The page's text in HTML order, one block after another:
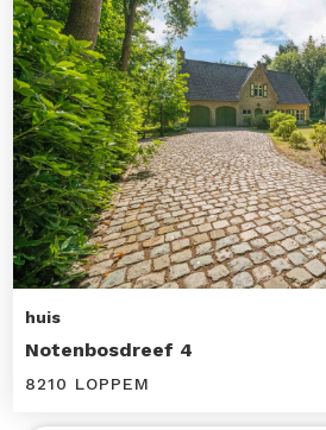
huis
Notenbosdreef 4
8210 LOPPEM